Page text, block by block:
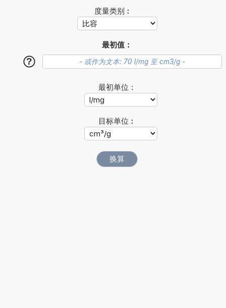
度量类别︰
最初值：
?
最初单位：
目标单位︰